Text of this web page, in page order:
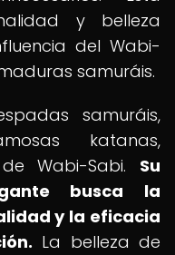
y belleza
del Wabi-
samuráis.
samuráis,
katanas,
Wabi-Sabi. Su
busca la
y la eficacia
La belleza de